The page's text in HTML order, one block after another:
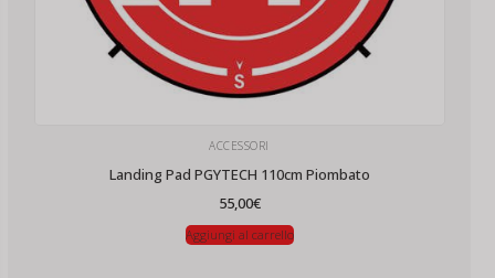
ACCESSORI
Landing Pad PGYTECH 110cm Piombato
55,00€
Aggiungi al carrello